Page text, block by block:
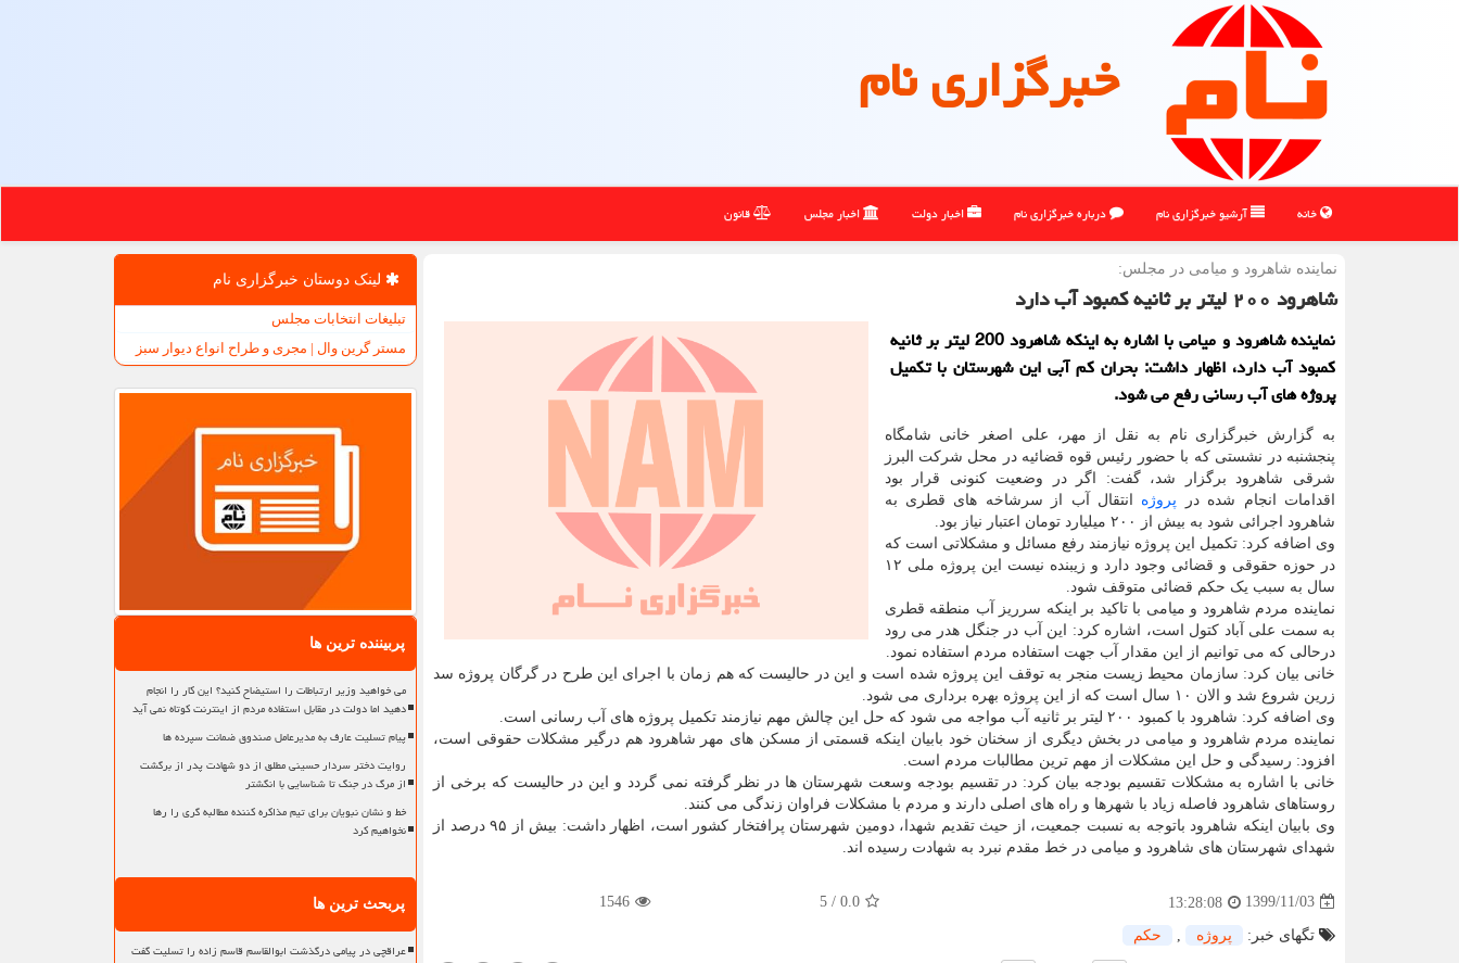
خبرگزاری نام
خانه آرشیو خبرگزاری نام درباره خبرگزاری نام اخبار دولت اخبار مجلس قانون
نماینده شاهرود و میامی در مجلس:
شاهرود ۲۰۰ لیتر بر ثانیه كمبود آب دارد
نماینده شاهرود و میامی با اشاره به اینکه شاهرود 200 لیتر بر ثانیه
کمبود آب دارد، اظهار داشت: بحران کم آبی این شهرستان با تکمیل
پروژه های آب رسانی رفع می شود.
به گزارش خبرگزاری نام به نقل از مهر، علی اصغر خانی شامگاه
پنجشنبه در نشستی که با حضور رئیس قوه قضائیه در محل شرکت البرز
شرقی شاهرود برگزار شد، گفت: اگر در وضعیت کنونی قرار بود
اقدامات انجام شده در پروژه انتقال آب از سرشاخه های قطری به
شاهرود اجرائی شود به بیش از ۲۰۰ میلیارد تومان اعتبار نیاز بود.
وی اضافه کرد: تکمیل این پروژه نیازمند رفع مسائل و مشکلاتی است که
در حوزه حقوقی و قضائی وجود دارد و زیبنده نیست این پروژه ملی ۱۲
سال به سبب یک حکم قضائی متوقف شود.
نماینده مردم شاهرود و میامی با تاکید بر اینکه سرریز آب منطقه قطری
به سمت علی آباد کتول است، اشاره کرد: این آب در جنگل هدر می رود
درحالی که می توانیم از این مقدار آب جهت استفاده مردم استفاده نمود.
خانی بیان کرد: سازمان محیط زیست منجر به توقف این پروژه شده است و این در حالیست که هم زمان با اجرای این طرح در گرگان پروژه سد
زرین شروع شد و الان ۱۰ سال است که از این پروژه بهره برداری می شود.
وی اضافه کرد: شاهرود با کمبود ۲۰۰ لیتر بر ثانیه آب مواجه می شود که حل این چالش مهم نیازمند تکمیل پروژه های آب رسانی است.
نماینده مردم شاهرود و میامی در بخش دیگری از سخنان خود بابیان اینکه قسمتی از مسکن های مهر شاهرود هم درگیر مشکلات حقوقی است،
افزود: رسیدگی و حل این مشکلات از مهم ترین مطالبات مردم است.
خانی با اشاره به مشکلات تقسیم بودجه بیان کرد: در تقسیم بودجه وسعت شهرستان ها در نظر گرفته نمی گردد و این در حالیست که برخی از
روستاهای شاهرود فاصله زیاد با شهرها و راه های اصلی دارند و مردم با مشکلات فراوان زندگی می کنند.
وی بابیان اینکه شاهرود باتوجه به نسبت جمعیت، از حیث تقدیم شهدا، دومین شهرستان پرافتخار کشور است، اظهار داشت: بیش از ۹۵ درصد از
شهدای شهرستان های شاهرود و میامی در خط مقدم نبرد به شهادت رسیده اند.
1399/11/03
13:28:08
0.0
/
5
1546
تگهای خبر: پروژه حكم
لینک دوستان خبرگزاری نام
تبلیغات انتخابات مجلس
مستر گرین وال | مجری و طراح انواع دیوار سبز
پربیننده ترین ها
می خواهید وزیر ارتباطات را استیضاح کنید؟ این کار را انجام
دهید اما دولت در مقابل استفاده مردم از اینترنت کوتاه نمی آید
پیام تسلیت عارف به مدیرعامل صندوق ضمانت سپرده ها
روایت دختر سردار حسینی مطلق از دو شهادت پدر از برگشت
از مرگ در جنگ تا شناسایی با انگشتر
خط و نشان نبویان برای تیم مذاکره کننده مطالبه گری را رها
نخواهیم کرد
پربحث ترین ها
عراقچی در پیامی درگذشت ابوالقاسم قاسم زاده را تسلیت گفت